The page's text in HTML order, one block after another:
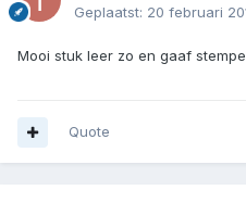
Geplaatst: 20 februari
Mooi stuk leer zo en gaaf
Quote